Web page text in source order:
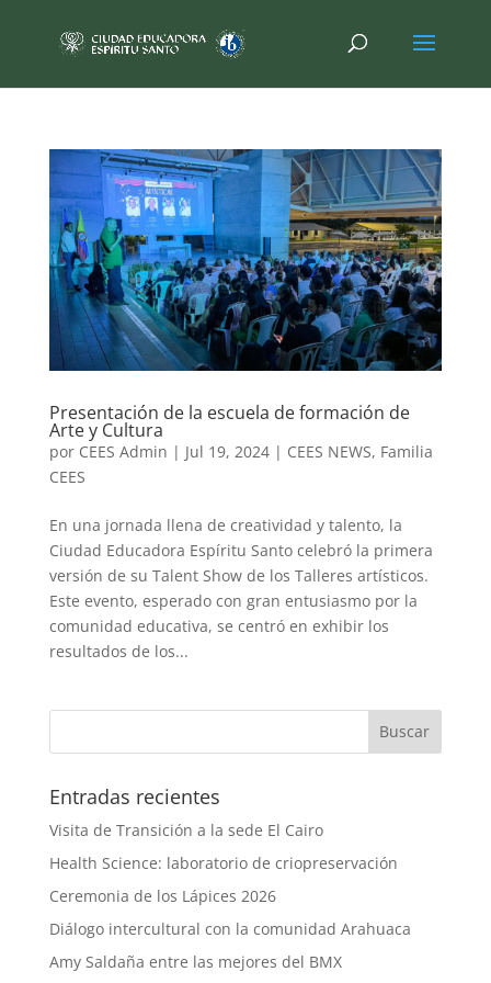
Presentación de la escuela de formación de
Arte y Cultura
por CEES Admin | Jul 19, 2024| CEES NEWS, Familia
CEES
En una jornada llena de creatividad y talento, la
Ciudad Educadora Espíritu Santo celebró la primera
versión de su Talent Show de los Talleres artísticos.
Este evento, esperado con gran entusiasmo por la
comunidad educativa, se centró en exhibir los
resultados de los...
Entradas recientes
Visita de Transición a la sede El Cairo
Health Science: laboratorio de criopreservación
Ceremonia de los Lápices 2026
Diálogo intercultural con la comunidad Arahuaca
Amy Saldaña entre las mejores del BMX